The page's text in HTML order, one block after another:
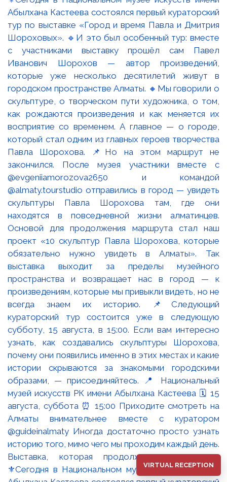
Выставка, которая продолжается в городе
⚜️Сегодня в Национальном музее искусств имени
VIRTUAL RECEPTION